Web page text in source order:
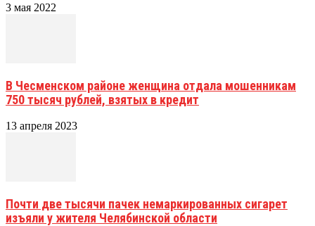
3 мая 2022
В Чесменском районе женщина отдала мошенникам
750 тысяч рублей, взятых в кредит
13 апреля 2023
Почти две тысячи пачек немаркированных сигарет
изъяли у жителя Челябинской области